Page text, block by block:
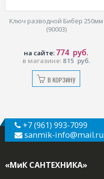
Ключ разводной Бибер 250мм
(90003)
в магазине: 815 руб.
на сайте: 774 руб.
В КОРЗИНУ
+7 (961) 993-7099
sanmik-info@mail.ru
«МиК САНТЕХНИКА»